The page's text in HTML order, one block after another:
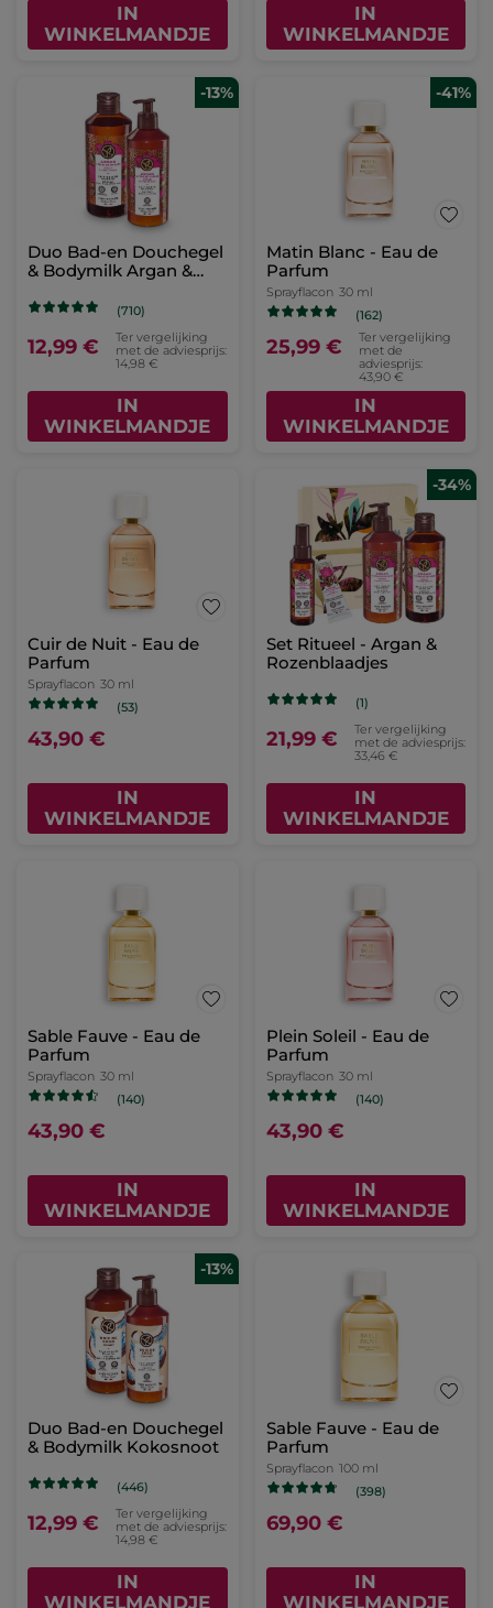
IN
WINKELMANDJE
IN
WINKELMANDJE
-13%
Duo Bad-en Douchegel
& Bodymilk Argan &
(710)
12,99 €
Ter vergelijking
met de adviesprijs:
14,98 €
IN
WINKELMANDJE
-41%
Matin Blanc - Eau de
Parfum
Sprayflacon 30 ml
(162)
25,99 €
Ter vergelijking
met de
adviesprijs:
43,90 €
IN
WINKELMANDJE
Cuir de Nuit - Eau de
Parfum
Sprayflacon 30 ml
(53)
43,90 €
IN
WINKELMANDJE
-34%
Set Ritueel - Argan &
Rozenblaadjes
(1)
21,99 €
Ter vergelijking
met de adviesprijs:
33,46 €
IN
WINKELMANDJE
Sable Fauve - Eau de
Parfum
Sprayflacon 30 ml
(140)
43,90 €
IN
WINKELMANDJE
Plein Soleil - Eau de
Parfum
Sprayflacon 30 ml
(140)
43,90 €
IN
WINKELMANDJE
-13%
Duo Bad-en Douchegel
& Bodymilk Kokosnoot
(446)
12,99 €
Ter vergelijking
met de adviesprijs:
14,98 €
IN
WINKELMANDJE
Sable Fauve - Eau de
Parfum
Sprayflacon 100 ml
(398)
69,90 €
IN
WINKELMANDJE